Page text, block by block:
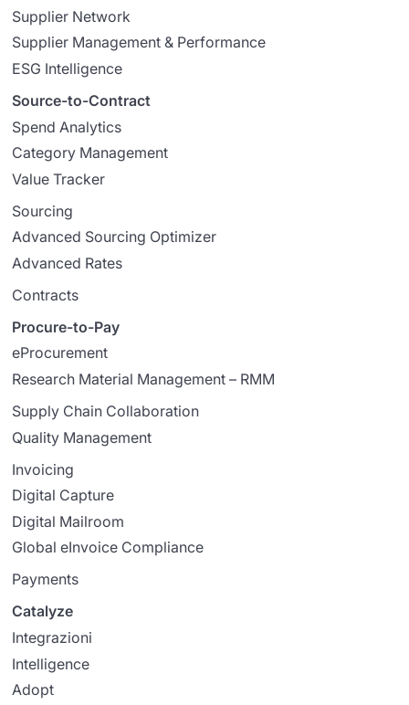
Supplier Network
Supplier Management & Performance
ESG Intelligence
Source-to-Contract
Spend Analytics
Category Management
Value Tracker
Sourcing
Advanced Sourcing Optimizer
Advanced Rates
Contracts
Procure-to-Pay
eProcurement
Research Material Management – RMM
Supply Chain Collaboration
Quality Management
Invoicing
Digital Capture
Digital Mailroom
Global eInvoice Compliance
Payments
Catalyze
Integrazioni
Intelligence
Adopt